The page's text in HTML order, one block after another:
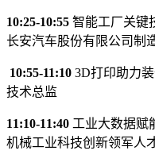
10:25-10:55 智能工厂关
长安汽车股份有限公司制
10:55-11:10 3D打印助力
技术总监
11:10-11:40 工业大数据
机械工业科技创新领军人